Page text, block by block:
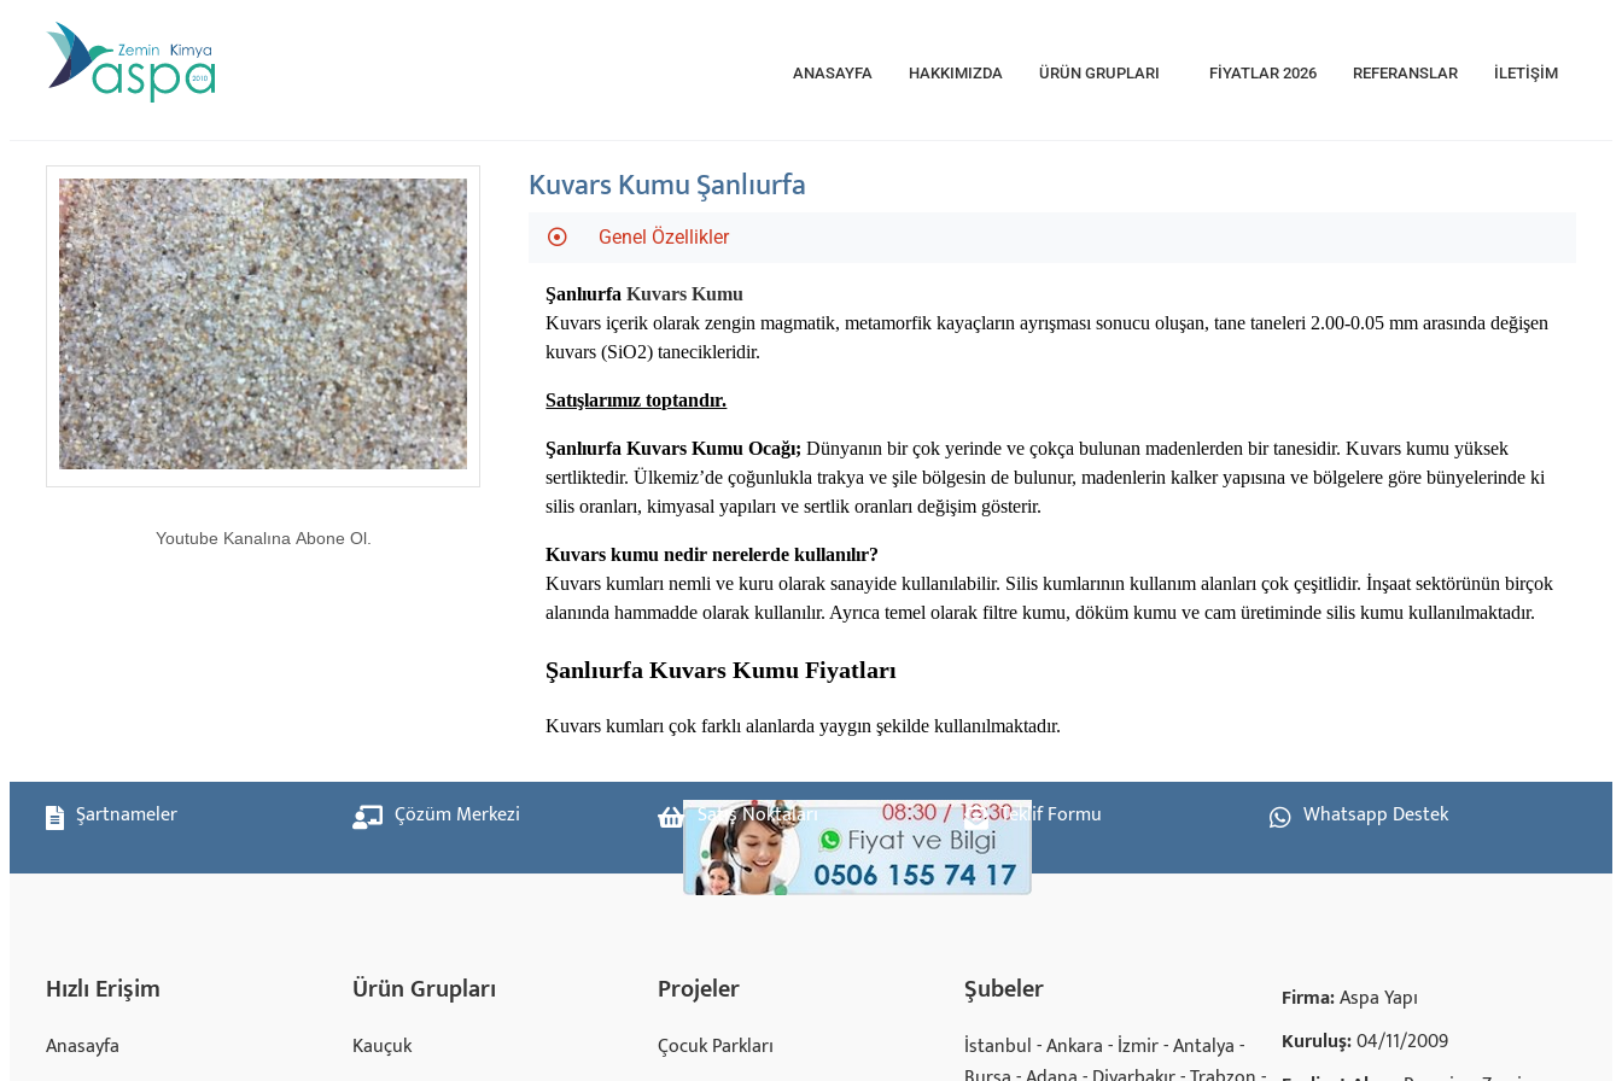
ANASAYFA HAKKIMIZDA ÜRÜN GRUPLARI FIYATLAR 2026 REFERANSLAR İLETIŞIM
Youtube Kanalına Abone Ol.
Kuvars Kumu Şanlıurfa
Genel Özellikler
ŞanlıurfaKuvars Kumu
Kuvars içerik olarak zengin magmatik, metamorfik kayaçların ayrışması sonucu oluşan, tane taneleri 2.00-0.05 mm arasında değişen
kuvars (SiO2) tanecikleridir.
Satışlarımız toptandır.
Şanlıurfa Kuvars Kumu Ocağı; Dünyanın bir çok yerinde ve çokça bulunan madenlerden bir tanesidir. Kuvars kumu yüksek
sertliktedir. Ülkemiz’de çoğunlukla trakya ve şile bölgesin de bulunur, madenlerin kalker yapısına ve bölgelere göre bünyelerinde ki
silis oranları, kimyasal yapıları ve sertlik oranları değişim gösterir.
Kuvars kumu nedir nerelerde kullanılır?
Kuvars kumları nemli ve kuru olarak sanayide kullanılabilir. Silis kumlarının kullanım alanları çok çeşitlidir. İnşaat sektörünün birçok
alanında hammadde olarak kullanılır. Ayrıca temel olarak filtre kumu, döküm kumu ve cam üretiminde silis kumu kullanılmaktadır.
Şanlıurfa Kuvars Kumu Fiyatları
Kuvars kumları çok farklı alanlarda yaygın şekilde kullanılmaktadır.
Şartnameler Çözüm Merkezi Satış Noktaları Teklif Formu Whatsapp Destek
Hızlı Erişim
Anasayfa
Ürün Grupları
Kauçuk
Projeler
Çocuk Parkları
Şubeler
İstanbul - Ankara - İzmir - Antalya -
Firma:Aspa Yapı
Kuruluş:04/11/2009